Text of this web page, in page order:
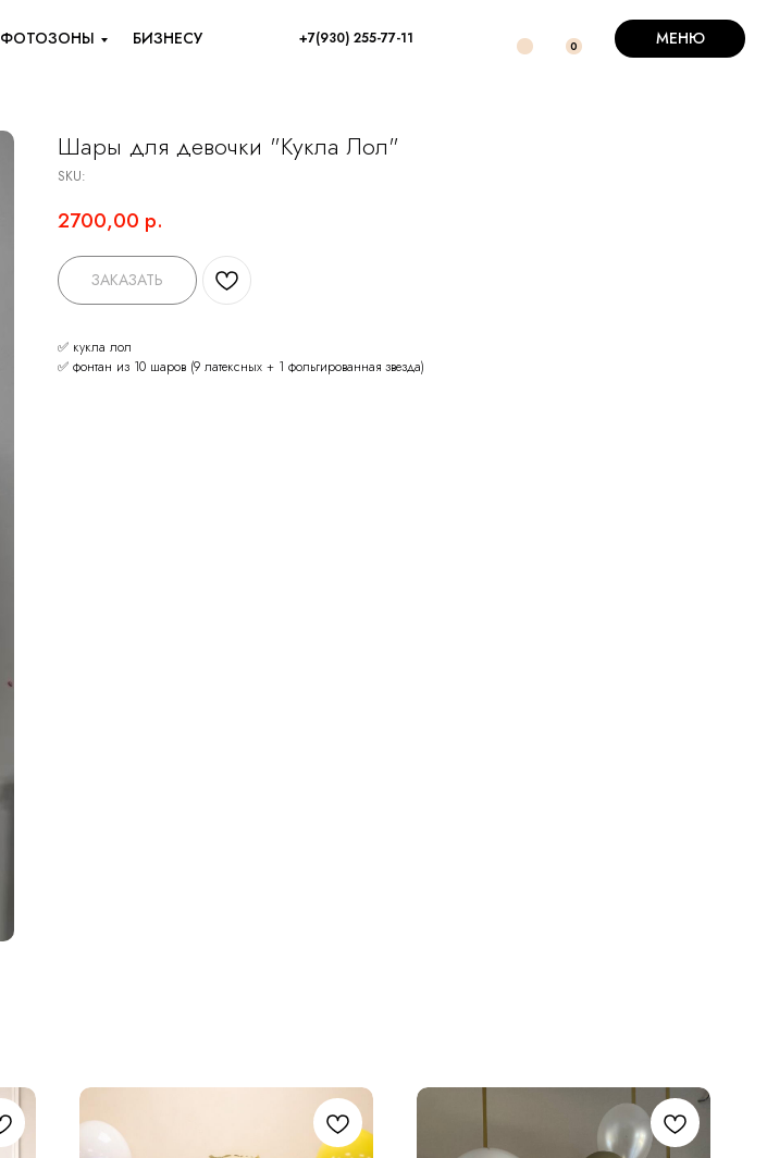
0
+7(930) 255-77-11
БИЗНЕСУ
ФОТОЗОНЫ МЕНЮ
Шары для девочки "Кукла Лол"
SKU:
2700,00 р.
ЗАКАЗАТЬ
✅ кукла лол
✅ фонтан из 10 шаров (9 латексных + 1 фольгированная звезда)